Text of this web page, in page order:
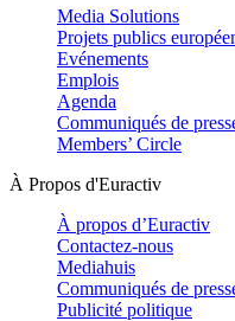
Media Solutions
Projets publics
Evénements
Emplois
Agenda
Communiqués de
Members’ Circle
À Propos d'Euractiv
À propos d’Euractiv
Contactez-nous
Mediahuis
Communiqués de
Publicité politique